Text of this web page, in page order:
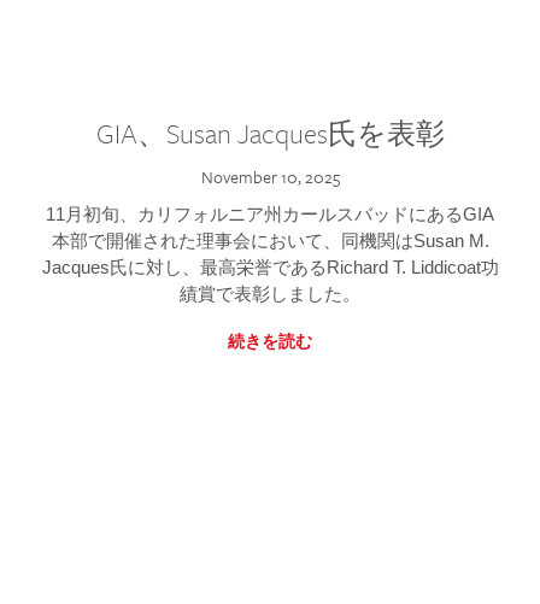
GIA、Susan Jacques氏を表彰
November 10, 2025
11月初旬、カリフォルニア州カールスバッドにあるGIA
本部で開催された理事会において、同機関はSusan M.
Jacques氏に対し、最高栄誉であるRichard T. Liddicoat功
績賞で表彰しました。
続きを読む